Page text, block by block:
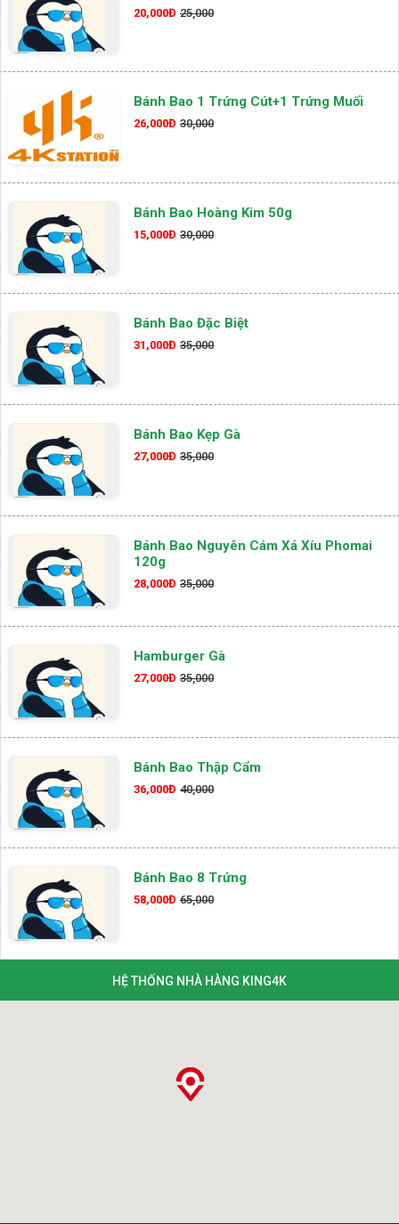
20,000Đ 25,000
Bánh Bao 1 Trứng Cút+1 Trứng Muối
26,000Đ 30,000
Bánh Bao Hoàng Kim 50g
15,000Đ 30,000
Bánh Bao Đặc Biệt
31,000Đ 35,000
Bánh Bao Kẹp Gà
27,000Đ 35,000
Bánh Bao Nguyên Cám Xá Xíu Phomai
120g
28,000Đ 35,000
Hamburger Gà
27,000Đ 35,000
Bánh Bao Thập Cẩm
36,000Đ 40,000
Bánh Bao 8 Trứng
58,000Đ 65,000
HỆ THỐNG NHÀ HÀNG KING4K